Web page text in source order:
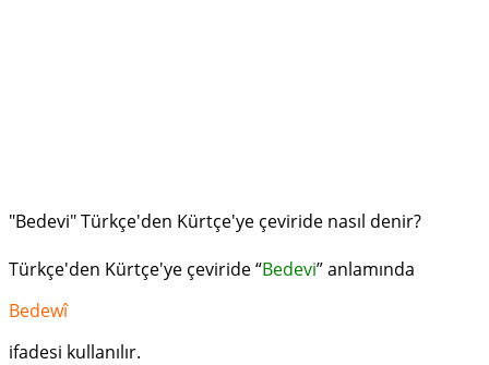
"Bedevi" Türkçe'den Kürtçe'ye çeviride nasıl denir?
Türkçe'den Kürtçe'ye çeviride “Bedevi” anlamında
Bedewî
ifadesi kullanılır.